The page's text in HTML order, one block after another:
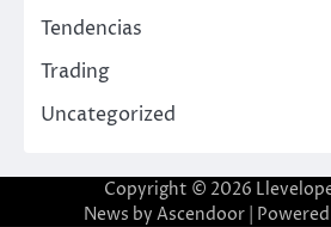
Tendencias
Trading
Uncategorized
Copyright © 2026
News by Ascendoor|